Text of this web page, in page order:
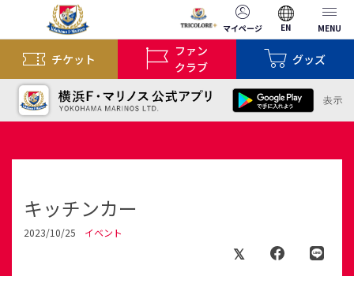
マイページ EN MENU
チケット
ファン
クラブ
グッズ
キッチンカー
2023/10/25 イベント